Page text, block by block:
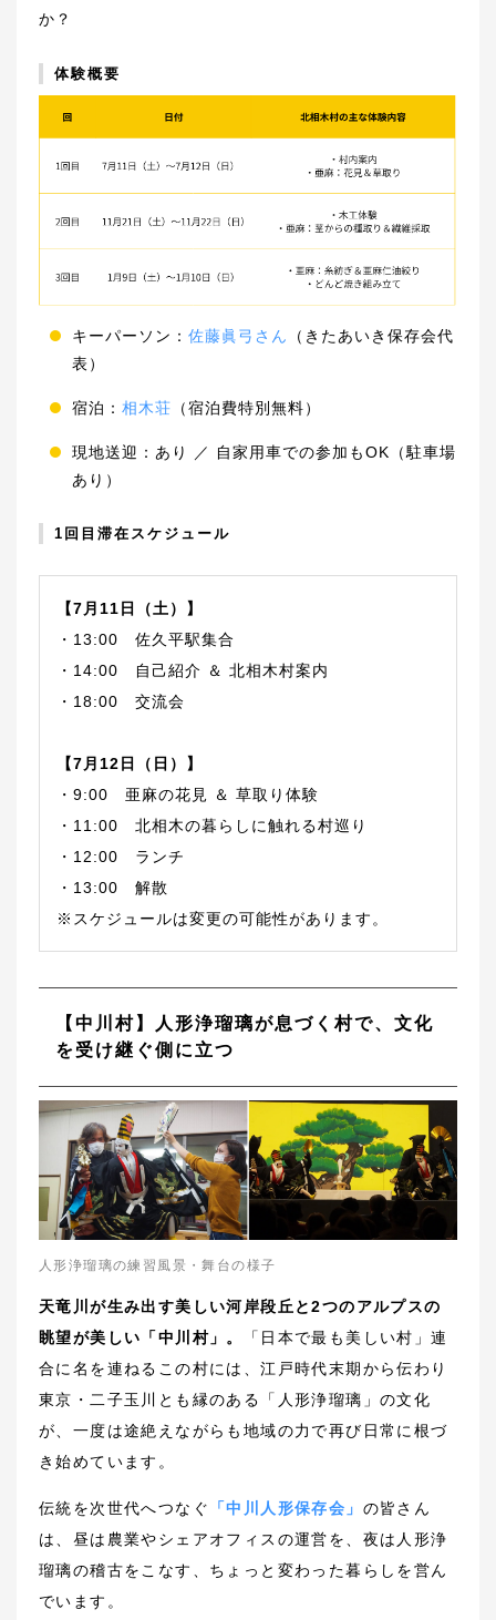
か？
体験概要
キーパーソン： 佐藤眞弓さん
（きたあいき保存会代
表）
宿泊： 相木荘 （宿泊費特別無料）
現地送迎：あり ／ 自家用車での参加もOK（駐車場
あり）
1回目滞在スケジュール
【7月11日（土）】
・13:00 佐久平駅集合
・14:00 自己紹介 ＆ 北相木村案内
・18:00 交流会
【7月12日（日）】
・9:00 亜麻の花見 ＆ 草取り体験
・11:00 北相木の暮らしに触れる村巡り
・12:00 ランチ
・13:00 解散
※スケジュールは変更の可能性があります。
【中川村】人形浄瑠璃が息づく村で、文化
を受け継ぐ側に立つ
人形浄瑠璃の練習風景・舞台の様子
天竜川が生み出す美しい河岸段丘と2つのアルプスの
眺望が美しい「中川村」。
「日本で最も美しい村」連
合に名を連ねるこの村には、江戸時代末期から伝わり
東京・二子玉川とも縁のある「人形浄瑠璃」の文化
が、一度は途絶えながらも地域の力で再び日常に根づ
き始めています。
伝統を次世代へつなぐ 「中川人形保存会」 の皆さん
は、昼は農業やシェアオフィスの運営を、夜は人形浄
瑠璃の稽古をこなす、ちょっと変わった暮らしを営ん
でいます。